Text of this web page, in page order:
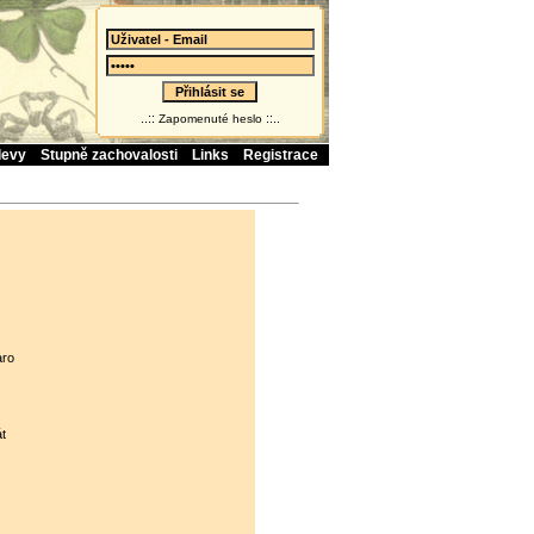
..:: Zapomenuté heslo ::..
Stupně zachovalosti Links Registrace